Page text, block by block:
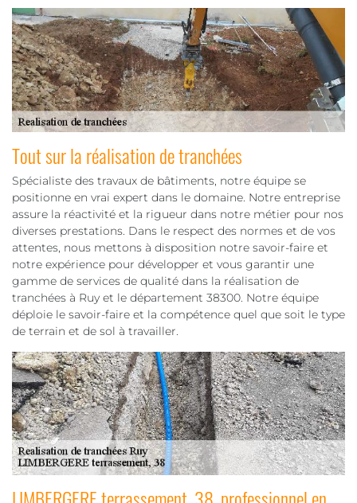
Tout sur la réalisation de tranchées
Spécialiste des travaux de bâtiments, notre équipe se
positionne en vrai expert dans le domaine. Notre entreprise
assure la réactivité et la rigueur dans notre métier pour nos
diverses prestations. Dans le respect des normes et de vos
attentes, nous mettons à disposition notre savoir-faire et
notre expérience pour développer et vous garantir une
gamme de services de qualité dans la réalisation de
tranchées à Ruy et le département 38300. Notre équipe
déploie le savoir-faire et la compétence quel que soit le type
de terrain et de sol à travailler.